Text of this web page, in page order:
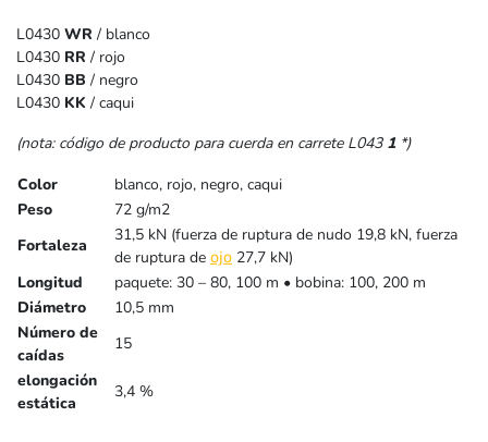
L0430 WR / blanco
L0430 RR / rojo
L0430 BB / negro
L0430 KK / caqui
(nota: código de producto para cuerda en carrete L043 1*)
Color
blanco, rojo, negro, caqui
Peso
72 g/m2
Fortaleza
31,5 kN (fuerza de ruptura de nudo 19,8 kN, fuerza
de ruptura de ojo 27,7 kN)
Longitud
paquete: 30 – 80, 100 m • bobina: 100, 200 m
Diámetro
10,5 mm
Número de
caídas
15
elongación
estática
3,4 %